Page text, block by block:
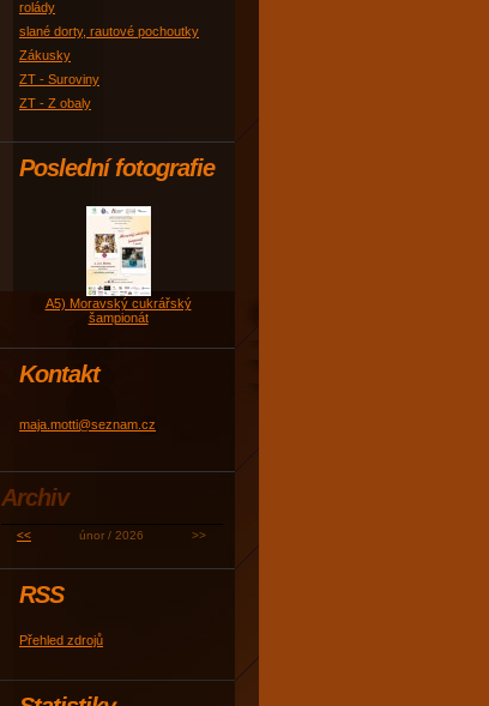
rolády
slané dorty, rautové pochoutky
Zákusky
ZT - Suroviny
ZT - Z obaly
Poslední fotografie
A5) Moravský cukrářský
šampionát
Kontakt
maja.motti@seznam.cz
Archiv
<< únor / 2026 >>
RSS
Přehled zdrojů